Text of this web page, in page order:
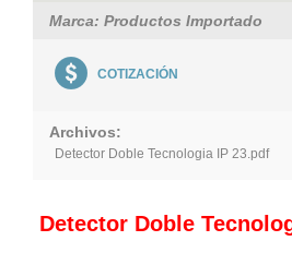
Marca: Productos Importado
COTIZACIÓN
Archivos:
Detector Doble Tecnologia IP 23.pdf
Detector Doble